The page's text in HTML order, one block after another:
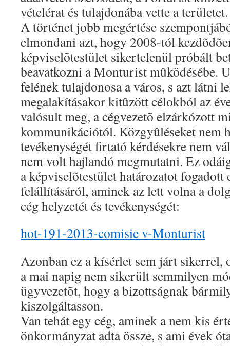
vételérat és tulajdonába vette a területet.
A történet jobb megértése
elmondani azt, hogy 2008-tól
képviselõtestület sikertelenül próbált
beavatkozni a Monturist mûködésébe.
felének tulajdonosa a város, s azt látni
megalakításakor kitûzött célokból az
valósult meg, a cégvezetõ elzárkózott
kommunikációtól. Közgyûléseket nem
tevékenységét firtató kérdésekre nem
nem volt hajlandó megmutatni. Ez
a képviselõtestület határozatot fogadott
felállításáról, aminek az lett volna a
cég helyzetét és tevékenységét:
hot-191-2013-comisie v-Monturist
Azonban ez a kísérlet sem járt
a mai napig nem sikerült semmilyen
ügyvezetõt, hogy a bizottságnak
kiszolgáltasson.
Van tehát egy cég, aminek a nem kis
önkormányzat adta össze, s ami évek